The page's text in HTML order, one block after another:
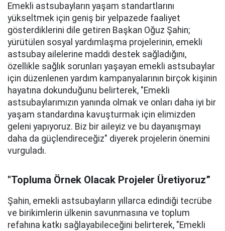
Emekli astsubayların yaşam standartlarını
yükseltmek için geniş bir yelpazede faaliyet
gösterdiklerini dile getiren Başkan Oğuz Şahin;
yürütülen sosyal yardımlaşma projelerinin, emekli
astsubay ailelerine maddi destek sağladığını,
özellikle sağlık sorunları yaşayan emekli astsubaylar
için düzenlenen yardım kampanyalarının birçok kişinin
hayatına dokunduğunu belirterek, "Emekli
astsubaylarımızın yanında olmak ve onları daha iyi bir
yaşam standardına kavuşturmak için elimizden
geleni yapıyoruz. Biz bir aileyiz ve bu dayanışmayı
daha da güçlendireceğiz" diyerek projelerin önemini
vurguladı.
"Topluma Örnek Olacak Projeler Üretiyoruz”
Şahin, emekli astsubayların yıllarca edindiği tecrübe
ve birikimlerin ülkenin savunmasına ve toplum
refahına katkı sağlayabileceğini belirterek, "Emekli